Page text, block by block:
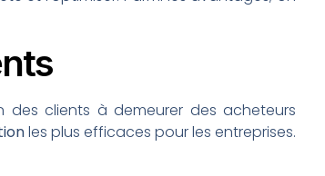
clients à demeurer des acheteurs
les plus efficaces pour les entreprises.